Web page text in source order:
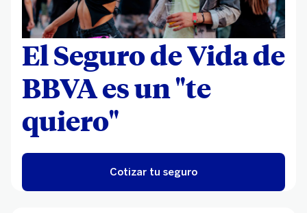
El Seguro de Vida de
BBVA es un "te
quiero"
Cotizar tu seguro